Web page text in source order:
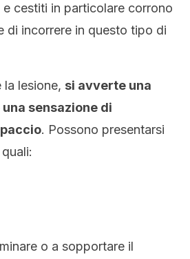
cestiti in particolare corrono
di incorrere in questo tipo di
la lesione, si avverte una
sensazione di
. Possono presentarsi
o a sopportare il